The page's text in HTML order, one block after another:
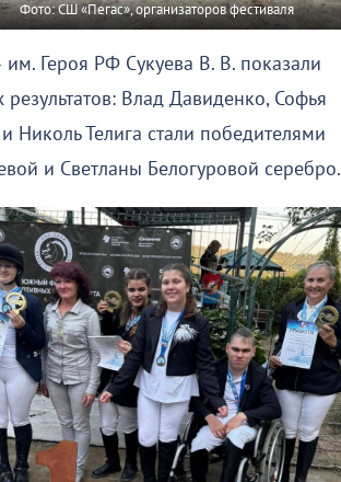
Фото: СШ «Пегас», организаторов фестиваля
Героя РФ Сукуева В. В. показали
Влад Давиденко, Софья
Николь Телига стали победителями
и Светланы Белогуровой серебро.